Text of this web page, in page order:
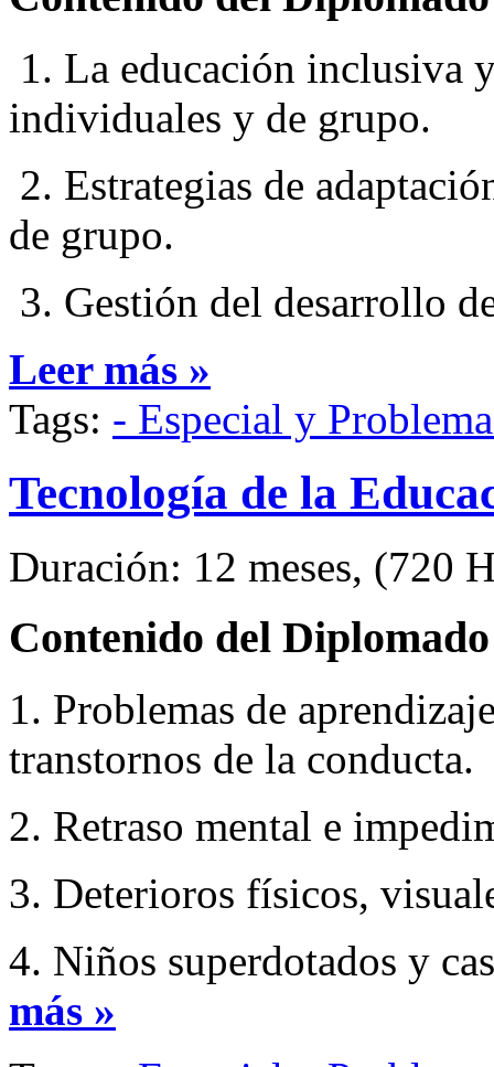
1. La educación inclusiva
individuales y de grupo.
2. Estrategias de
de grupo.
3. Gestión del desarrollo
Leer más »
Tags: - Especial y
Tecnología de la
Duración: 12 meses, (720
Contenido del
1. Problemas de
transtornos de la conducta.
2. Retraso mental e
3. Deterioros físicos,
4. Niños superdotados y
más »